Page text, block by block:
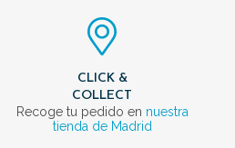
CLICK &
COLLECT
Recoge tu pedido en nuestra
tienda de Madrid